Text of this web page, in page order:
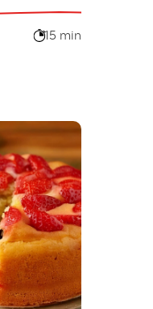
15 min